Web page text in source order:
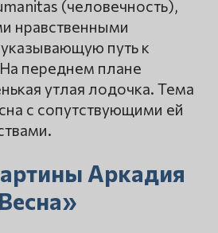
(человечность),
нравственными
путь к
переднем плане
утлая лодочка. Тема
с сопутствующими ей
Аркадия